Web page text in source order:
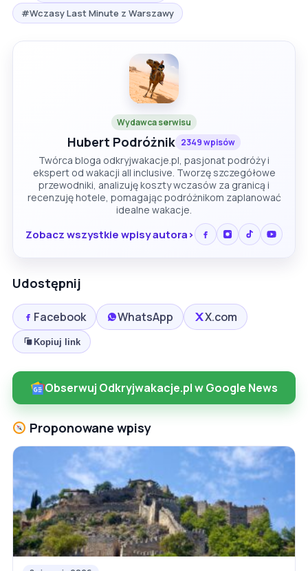
#Wczasy Last Minute z Warszawy
Wydawca serwisu
Hubert Podróżnik 2349 wpisów
Twórca bloga odkryjwakacje.pl, pasjonat podróży i
ekspert od wakacji all inclusive. Tworzę szczegółowe
przewodniki, analizuję koszty wczasów za granicą i
recenzuję hotele, pomagając podróżnikom zaplanować
idealne wakacje.
Zobacz wszystkie wpisy autora
Udostępnij
Facebook WhatsApp X.com
Kopiuj link
Obserwuj Odkryjwakacje.pl w Google News
Proponowane wpisy